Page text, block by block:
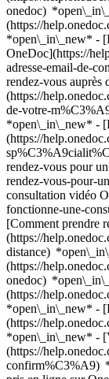
onedoc)
(https://
*open\_in\_new* -
OneDoc](https://
adresse-email-de-
rendez-vous auprès
(https://
de-votre-
*open\_in\_new* -
(https://
rendez-vous pour
rendez-vous-pour-
consultation vidéo
fonctionne-une-
[Comment prendre
(https://
distance)
(https://
onedoc)
(https://
*open\_in\_new* -
(https://
*open\_in\_new* - [Vérifier qu'un rendez-vous est confirmé](https://help.onedoc.ch/fr/v%C3%A9rifier-quun-rendez-vous-est-confirm%C3%A9) *open\_in\_new* - [Annuler un rendez-vous pris en ligne sur OneDoc](https://help.onedoc.ch/fr/annuler-un-rendez-vous-pris-en-ligne-sur-onedoc) *open\_in\_new* - [Je ne reçois pas de confirmation de rendez-vous](https://help.onedoc.ch/fr/je-ne-re%C3%A7ois-pas-de-confirmation-de-rendez-vous) *open\_in\_new* [Voir tous nos articles *open\_in\_new*](https://help.onedoc.ch/fr/) close ## Modifier votre